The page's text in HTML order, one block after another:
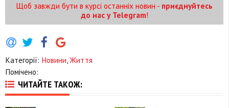
Щоб завжди бути в курсі останніх новин - приєднуйтесь
до нас у Telegram!
Категорії: Новини Життя
Помічено:
ЧИТАЙТЕ ТАКОЖ: